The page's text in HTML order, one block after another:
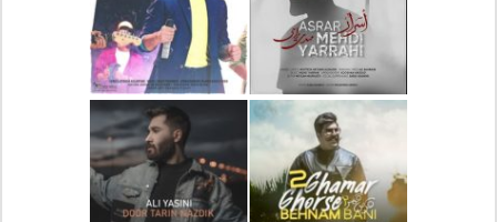
دانلود آهنگ جدید مهدی
یراحی بنام اسرار
دانلود آهنگ جدید فرزاد
فرزین بنام آتیش